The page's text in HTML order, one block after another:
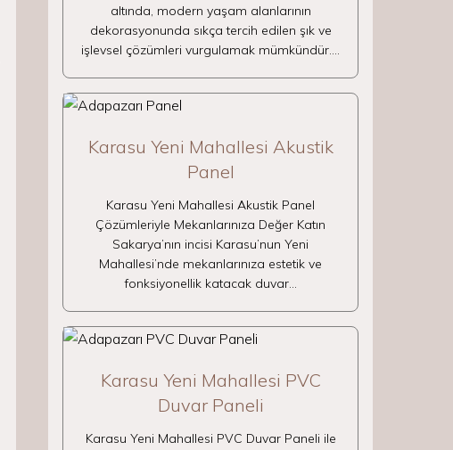
altında, modern yaşam alanlarının
dekorasyonunda sıkça tercih edilen şık ve
işlevsel çözümleri vurgulamak mümkündür.…
Karasu Yeni Mahallesi Akustik
Panel
Karasu Yeni Mahallesi Akustik Panel
Çözümleriyle Mekanlarınıza Değer Katın
Sakarya’nın incisi Karasu’nun Yeni
Mahallesi’nde mekanlarınıza estetik ve
fonksiyonellik katacak duvar…
Karasu Yeni Mahallesi PVC
Duvar Paneli
Karasu Yeni Mahallesi PVC Duvar Paneli ile